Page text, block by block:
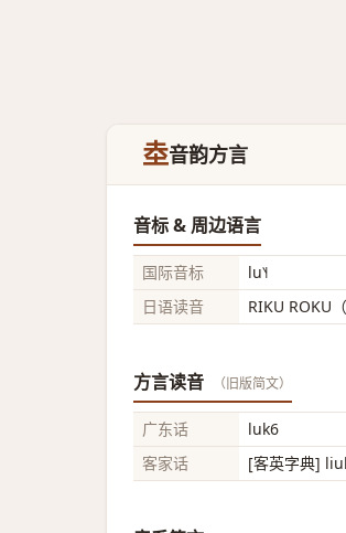
坴音韵方言
音标 & 周边语言
国际音标
lu˥˧
日语读音
RIKU ROKU（
方言读音 （旧版简文）
广东话
luk6
客家话
[客英字典]